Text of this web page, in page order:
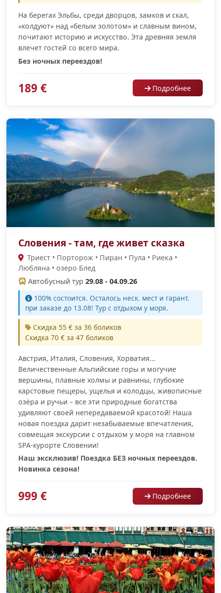
На берегах Эльбы, среди дворцов, замков и скал,
«колдуют» над «белым золотом» и славным вином,
почитают историю и искусство. Эта древняя земля
влечет гостей со всего мира.
Без ночных переездов!
189 € Подробнее
Словения - там, где живет сказка
Триест • Порторож • Пиран • Пула • Риека •
Любляна • озеро Блед
Автобусный тур 29.08 - 04.09.26
100% cостоится. Осталось неск. мест и гарант.
при заказе до 13.08! Тур с отдыхом у моря.
Скидка 55 € за 36 боликов
Скидка 70 € за 47 боликов
Австрия, Италия, Словения, Хорватия...
Величественные Альпийские горы и могучие
вершины, плавные холмы и равнины, глубокие
карстовые пещеры, ущелья и колодцы, живописные
озёра и ручьи – все эти природные богатства
удивляют своей непередаваемой красотой! Наша
новая поездка дарит незабываемые впечатления,
совмещая экскурсии с отдыхом у моря на главном
SPA-курорте Словении!
Наш эксклюзив! Поездка БЕЗ ночных переездов.
Новинка сезона!
999 € Подробнее